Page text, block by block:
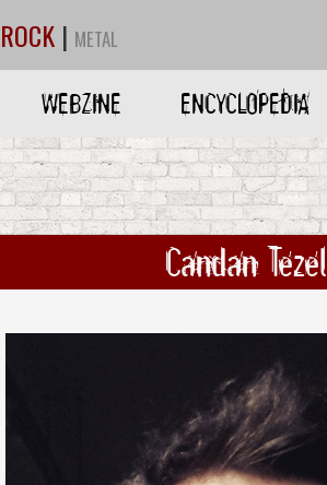
ROCK | METAL
WEBZINE ENCYCLOPEDIA
Candan Tezel